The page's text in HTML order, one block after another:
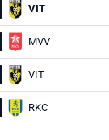
VIT
MVV
VIT
RKC